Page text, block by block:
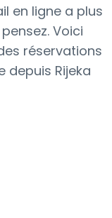
en ligne a plus
Voici
réservations
depuis Rijeka